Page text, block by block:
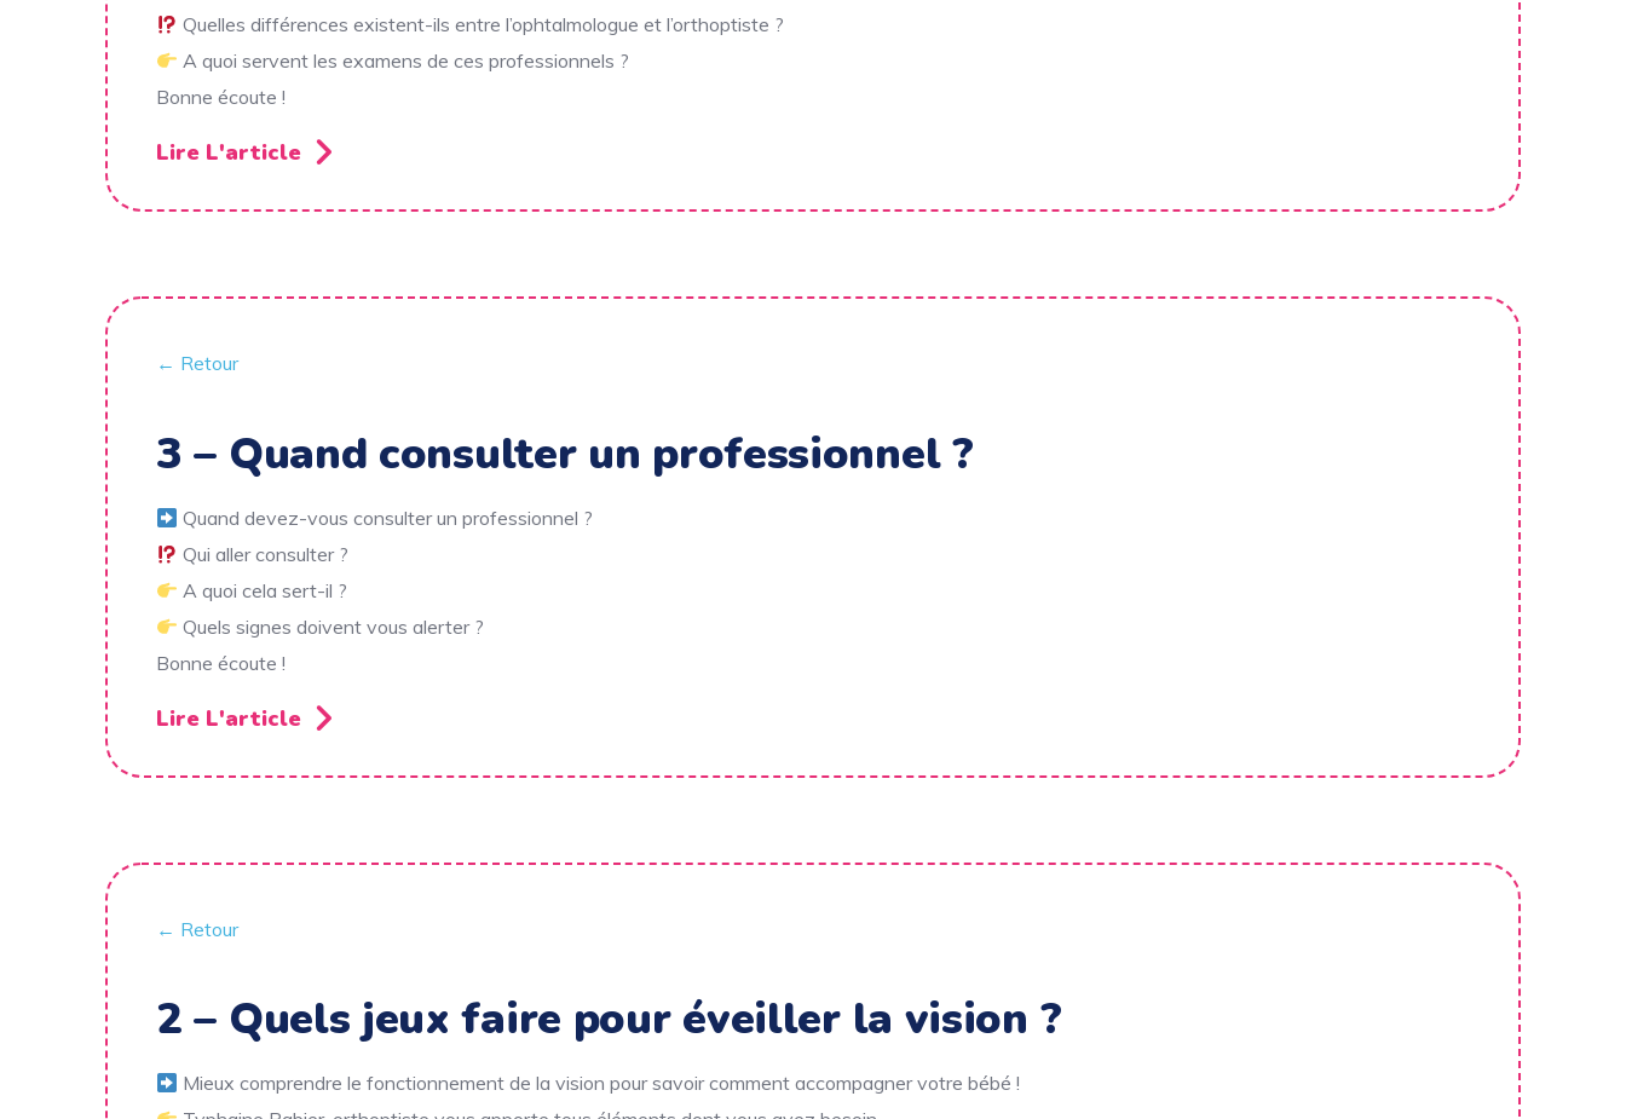
Quelles différences existent-ils entre l’ophtalmologue et l’orthoptiste ?
A quoi servent les examens de ces professionnels ?
Bonne écoute !
Lire L'article
← Retour
3 – Quand consulter un professionnel ?
Quand devez-vous consulter un professionnel ?
Qui aller consulter ?
A quoi cela sert-il ?
Quels signes doivent vous alerter ?
Bonne écoute !
Lire L'article
← Retour
2 – Quels jeux faire pour éveiller la vision ?
Mieux comprendre le fonctionnement de la vision pour savoir comment accompagner votre bébé !